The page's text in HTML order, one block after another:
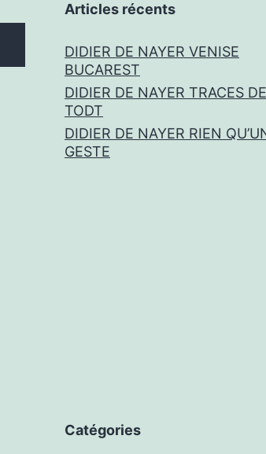
Articles récents
DIDIER DE NAYER VENISE
BUCAREST
DIDIER DE NAYER TRACES DE
TODT
DIDIER DE NAYER RIEN
GESTE
Catégories